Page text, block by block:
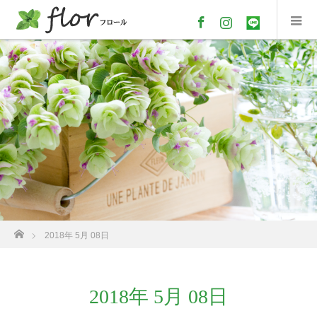
FacebookInstagram
line
ホーム
2018年 5月 08日
2018年 5月 08日